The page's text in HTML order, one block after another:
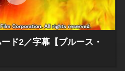
ド2／字幕【ブルース・